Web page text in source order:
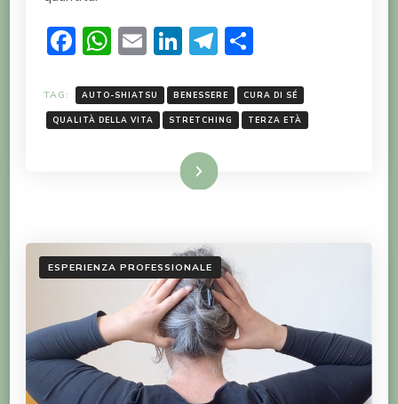
Facebook
WhatsApp
EmailLinkedIn
Telegram
TAG: AUTO-SHIATSU BENESSERE CURA DI SÉ
QUALITÀ DELLA VITA STRETCHING TERZA ETÀ
LEGGI TUTTO
ESPERIENZA PROFESSIONALE